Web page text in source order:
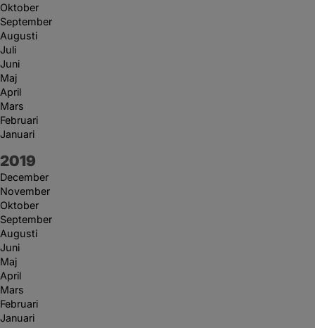
Oktober
September
Augusti
Juli
Juni
Maj
April
Mars
Februari
Januari
År:
2019
December
November
Oktober
September
Augusti
Juni
Maj
April
Mars
Februari
Januari